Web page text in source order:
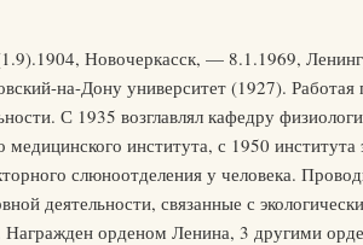
Новочеркасск, — 8.1.1969,
на-Дону университет (1927).
С 1935 возглавлял кафедру
института, с 1950
слюноотделения у человека.
деятельности, связанные с
орденом Ленина, 3 другими